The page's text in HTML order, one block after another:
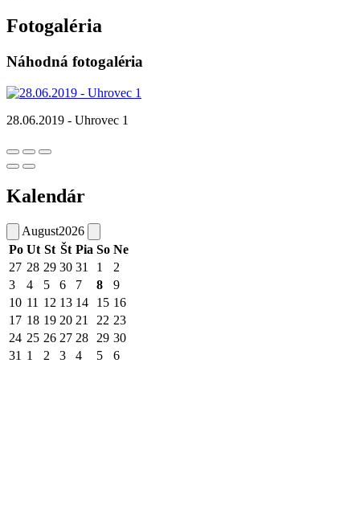
Fotogaléria
Náhodná fotogaléria
28.06.2019 - Uhrovec 1
Kalendár
August2026
Po Ut St Št Pia So Ne
27 28 29 30 31 1
2
3
4 5 6 7 8
9
10 11 12 13 14 15 16
17 18 19 20 21 22 23
24 25 26 27 28 29 30
31 1 2 3 4 5 6